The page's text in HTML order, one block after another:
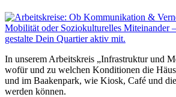
In unserem Arbeitskreis „Infrastruktur und
wofür und zu welchen Konditionen die
und im Baakenpark, wie Kiosk, Café und
werden können.